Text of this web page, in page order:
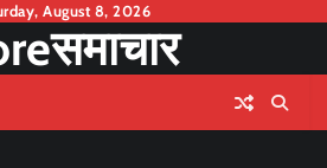
August 8, 2026